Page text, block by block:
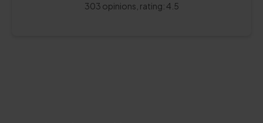
303 opinions, rating:4.5